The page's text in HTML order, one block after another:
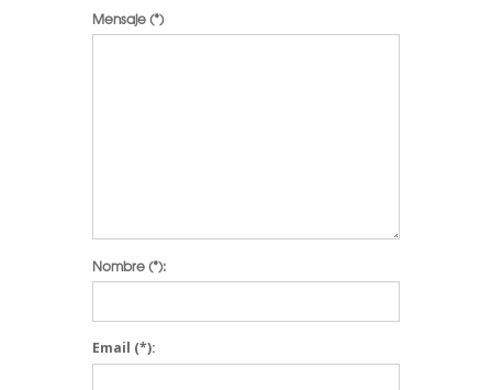
Mensaje(*)
Nombre(*):
Email (*):